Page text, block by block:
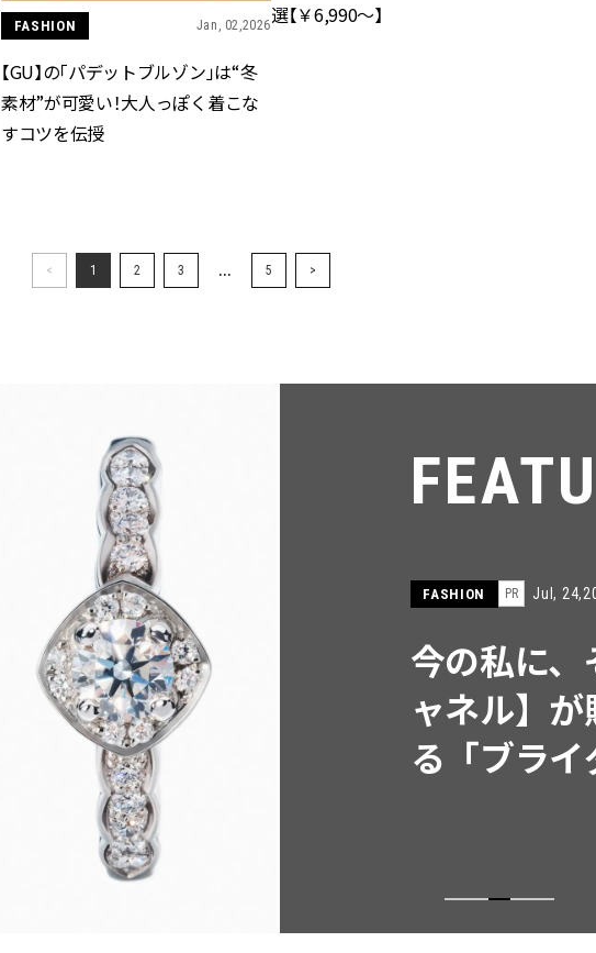
FASHION Jan, 02,2026
【GU】の「パデットブルゾン」は“冬
素材”が可愛い！大人っぽく着こな
すコツを伝授
選【￥6,990～】
< 1 2 3 ... 5 >
FASHION PR Jul,
【ICB】人
同制作! 週
ウス」２選